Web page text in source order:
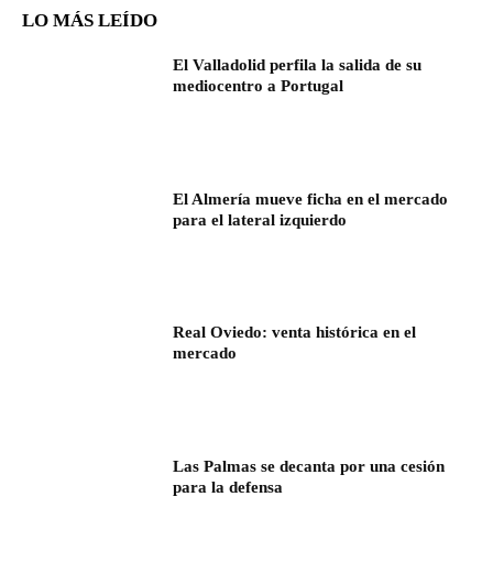
LO MÁS LEÍDO
El Valladolid perfila la salida de su
mediocentro a Portugal
El Almería mueve ficha en el mercado
para el lateral izquierdo
Real Oviedo: venta histórica en el
mercado
Las Palmas se decanta por una cesión
para la defensa